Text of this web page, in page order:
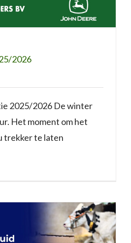
2026
2025/2026 De winter
Het moment om het
trekker te laten